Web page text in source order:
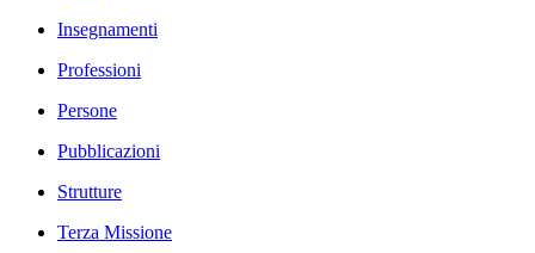
Insegnamenti
Professioni
Persone
Pubblicazioni
Strutture
Terza Missione